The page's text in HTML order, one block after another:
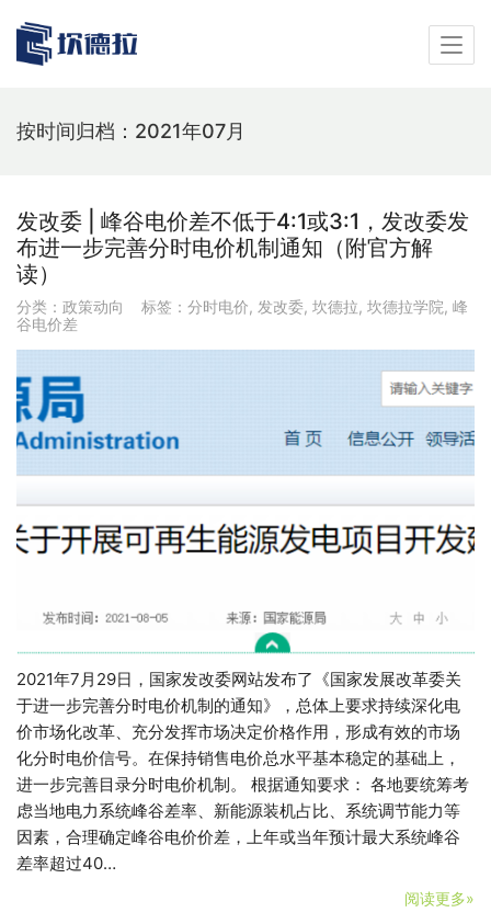
按时间归档：2021年07月
发改委 | 峰谷电价差不低于4:1或3:1，发改委发
布进一步完善分时电价机制通知（附官方解
读）
分类： 政策动向 标签： 分时电价, 发改委, 坎德拉, 坎德拉学院, 峰
谷电价差
2021年7月29日，国家发改委网站发布了《国家发展改革委关
于进一步完善分时电价机制的通知》，总体上要求持续深化电
价市场化改革、充分发挥市场决定价格作用，形成有效的市场
化分时电价信号。在保持销售电价总水平基本稳定的基础上，
进一步完善目录分时电价机制。 根据通知要求： 各地要统筹考
虑当地电力系统峰谷差率、新能源装机占比、系统调节能力等
因素，合理确定峰谷电价价差，上年或当年预计最大系统峰谷
差率超过40…
阅读更多»